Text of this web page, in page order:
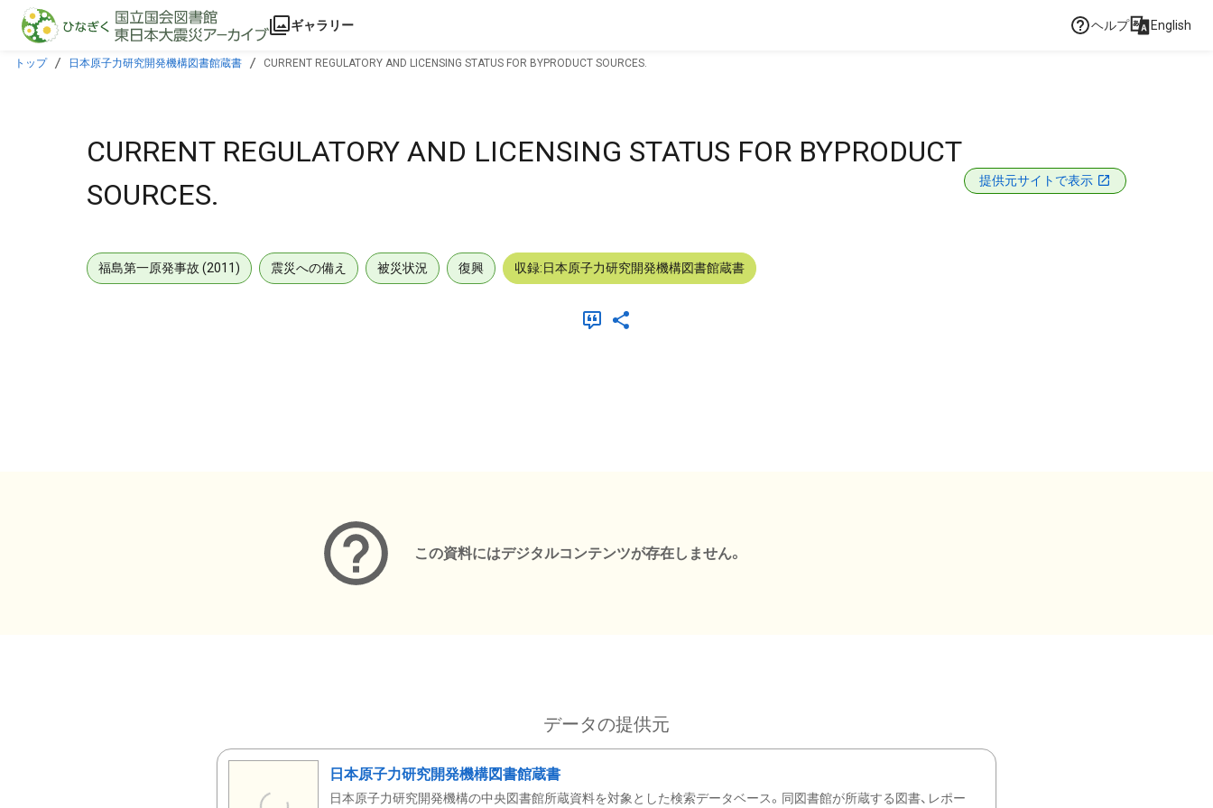
本文に飛ぶ
ギャラリー ヘルプ English
トップ 日本原子力研究開発機構図書館蔵書 CURRENT REGULATORY AND LICENSING STATUS FOR BYPRODUCT SOURCES.
CURRENT REGULATORY AND LICENSING STATUS FOR BYPRODUCT
SOURCES.
提供元サイトで表示
福島第一原発事故 (2011) 震災への備え 被災状況 復興 収録:日本原子力研究開発機構図書館蔵書
この資料にはデジタルコンテンツが存在しません。
データの提供元
日本原子力研究開発機構図書館蔵書
日本原子力研究開発機構の中央図書館所蔵資料を対象とした検索データベース。同図書館が所蔵する図書、レポー